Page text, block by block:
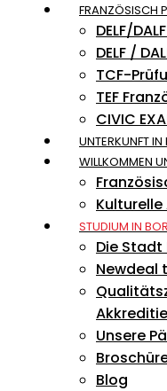
FRANZÖSISCH
DELF/
DELF /
TCF-
TEF
CIVIC
UNTERKUNFT
WILLKOMMEN
STUDIUM IN
Die Stadt
Newdeal
Unsere
Blog